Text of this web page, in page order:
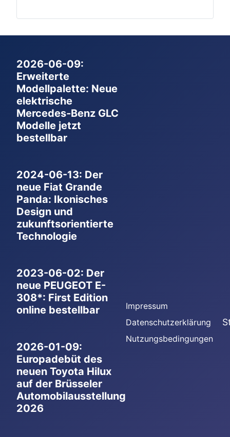
2026-06-09:
Erweiterte
Modellpalette: Neue
elektrische
Mercedes‑Benz GLC
Modelle jetzt
bestellbar
2024-06-13: Der
neue Fiat Grande
Panda: Ikonisches
Design und
zukunftsorientierte
Technologie
2023-06-02: Der
neue PEUGEOT E-
308*: First Edition
online bestellbar
2026-01-09:
Europadebüt des
neuen Toyota Hilux
auf der Brüsseler
Automobilausstellung
2026
Impressum
Datenschutzerklärung
Nutzungsbedingungen